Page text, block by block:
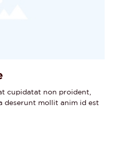
cupidatat non proident,
deserunt mollit anim id est